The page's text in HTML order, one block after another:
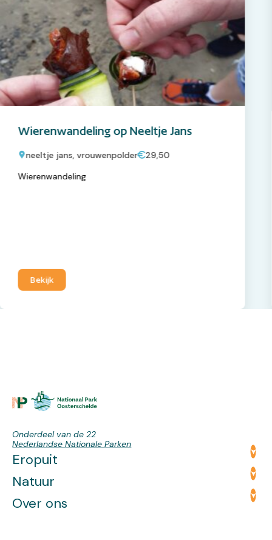
Wierenwandeling op Neeltje Jans
neeltje jans, vrouwenpolder
29,50
Wierenwandeling
Bekijk
Onderdeel van de 22
Nederlandse Nationale Parken
Eropuit
Natuur
Over ons